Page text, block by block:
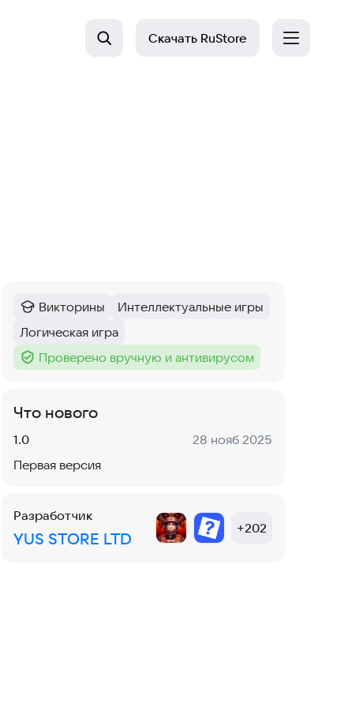
Скачать RuStore
Категория:
Викторины
Тег :
Интеллектуальные игры
Тег:
Логическая игра
Тег :
Проверено вручную и антивирусом
Что нового
Версия:
1.0 Дата:
28 нояб 2025
Первая версия
Разработчик
YUS STORE LTD
+202